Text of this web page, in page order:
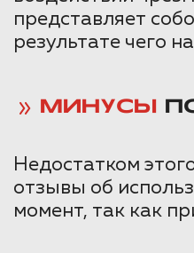
представляет
результате чего
МИНУСЫ
Недостатком
отзывы об
момент, так как